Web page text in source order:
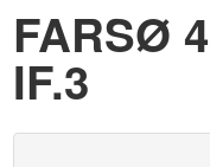
FARSØ
IF.3